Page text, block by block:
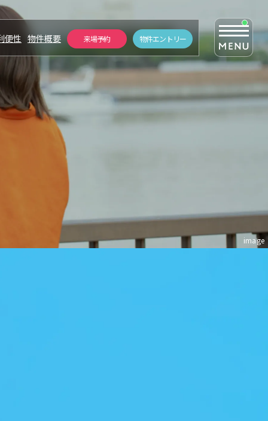
便性 物件概要 来場予約 物件エントリー
NEW ZEH-M / Low carbon
ZEH-M/低炭素
PICK UP
FUTURE
堺の未来
設備・仕様 image